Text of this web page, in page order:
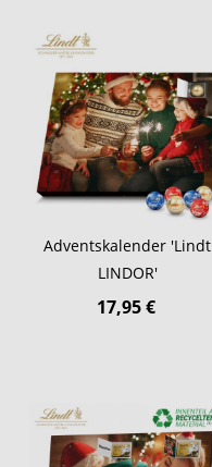
Adventskalender 'Lindt
LINDOR'
17,95 €